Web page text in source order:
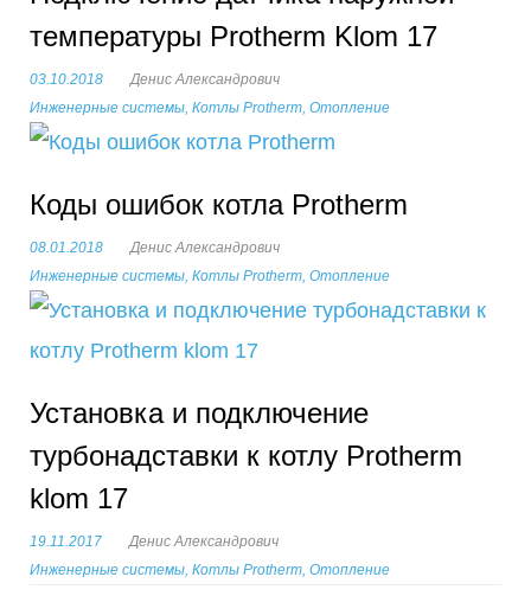
температуры Protherm Klom 17
03.10.2018
Денис Александрович
Инженерные системы, Котлы Protherm, Отопление
Коды ошибок котла Protherm
08.01.2018
Денис Александрович
Инженерные системы, Котлы Protherm, Отопление
Установка и подключение
турбонадставки к котлу Protherm
klom 17
19.11.2017
Денис Александрович
Инженерные системы, Котлы Protherm, Отопление